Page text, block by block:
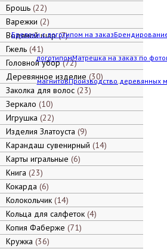
Брелоки с логотипом на заказ
логотипомМатрешка на заказ по
магнитовПроизводство деревянных
Брошь 22
Варежки 2
Водяной шар 7
Гжель 41
Головной убор 72
Деревянное изделие 30
Заколка для волос 23
Зеркало 10
Игрушка 22
Изделия Златоуста 9
Карандаш сувенирный 14
Карты игральные 6
Книга 23
Кокарда 6
Колокольчик 14
Кольца для салфеток 4
Копия Фаберже 71
Кружка 36